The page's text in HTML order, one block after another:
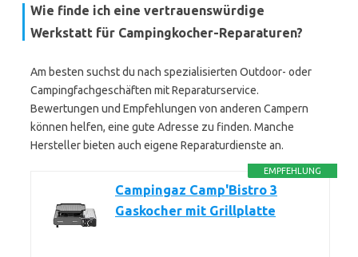
Wie finde ich eine vertrauenswürdige
Werkstatt für Campingkocher-Reparaturen?
Am besten suchst du nach spezialisierten Outdoor- oder
Campingfachgeschäften mit Reparaturservice.
Bewertungen und Empfehlungen von anderen Campern
können helfen, eine gute Adresse zu finden. Manche
Hersteller bieten auch eigene Reparaturdienste an.
EMPFEHLUNG
Campingaz Camp'Bistro 3
Gaskocher mit Grillplatte